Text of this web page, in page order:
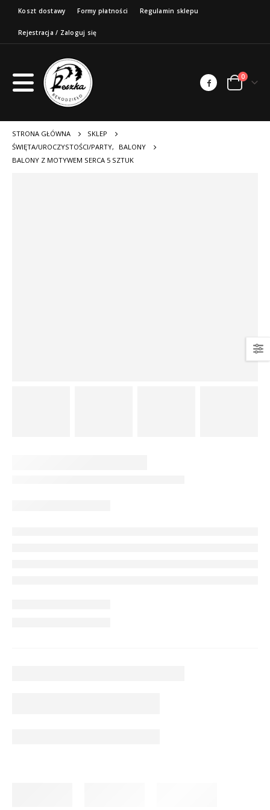
Koszt dostawy Formy płatności Regulamin sklepu
Rejestracja / Zaloguj się
0
STRONA GŁÓWNA
SKLEP
ŚWIĘTA/UROCZYSTOŚCI/PARTY,
BALONY
BALONY Z MOTYWEM SERCA 5 SZTUK